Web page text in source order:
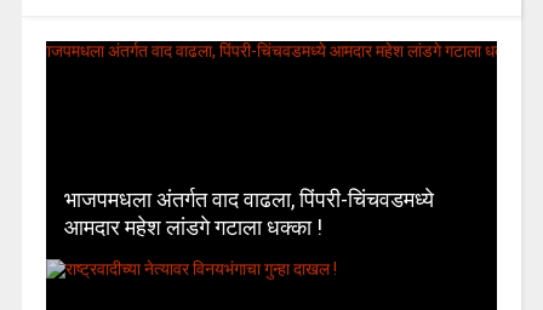
भाजपमधला अंतर्गत वाद वाढला, पिंपरी-चिंचवडमध्ये
आमदार महेश लांडगे गटाला धक्का !